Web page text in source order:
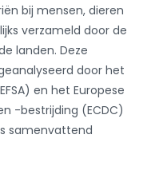
bij mensen, dieren
verzameld door de
landen. Deze
door het
en het Europese
-bestrijding (ECDC)
samenvattend